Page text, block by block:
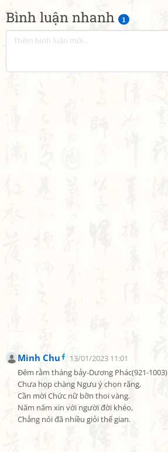
Bình luận nhanh 1
Minh Chu
13/01/2023 11:01
Đêm rằm tháng bảy-Dương Phác(921-1003)
Chưa họp chàng Ngưu ý chọn răng,
Cần mời Chức nữ bỡn thoi vàng.
Năm năm xin với người đời khéo,
Chẳng nói đã nhiều giỏi thế gian.